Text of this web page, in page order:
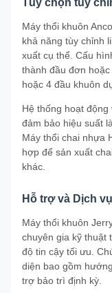
Tùy chọn tùy
Máy thổi khuôn
khả năng tùy chỉnh
xuất cụ thể. Cấu
thành đầu đơn
hoặc 4 đầu khuôn
Hệ thống hoạt động
đảm bảo hiệu suất
Máy thổi chai nhựa
hợp để sản xuất
khác.
Hỗ trợ và Dịch vụ
Máy thổi khuôn
chuyên gia kỹ thuật
độ tin cậy tối ưu.
diện bao gồm
trợ bảo trì định kỳ.